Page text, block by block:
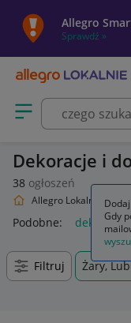
Allegro
Sprawdź »
Otwórz menu z
Dekoracje i
38 ogłoszeń
Allegro Lokalnie
Podobne: dekoracje
Filtruj Żary,
Gdy